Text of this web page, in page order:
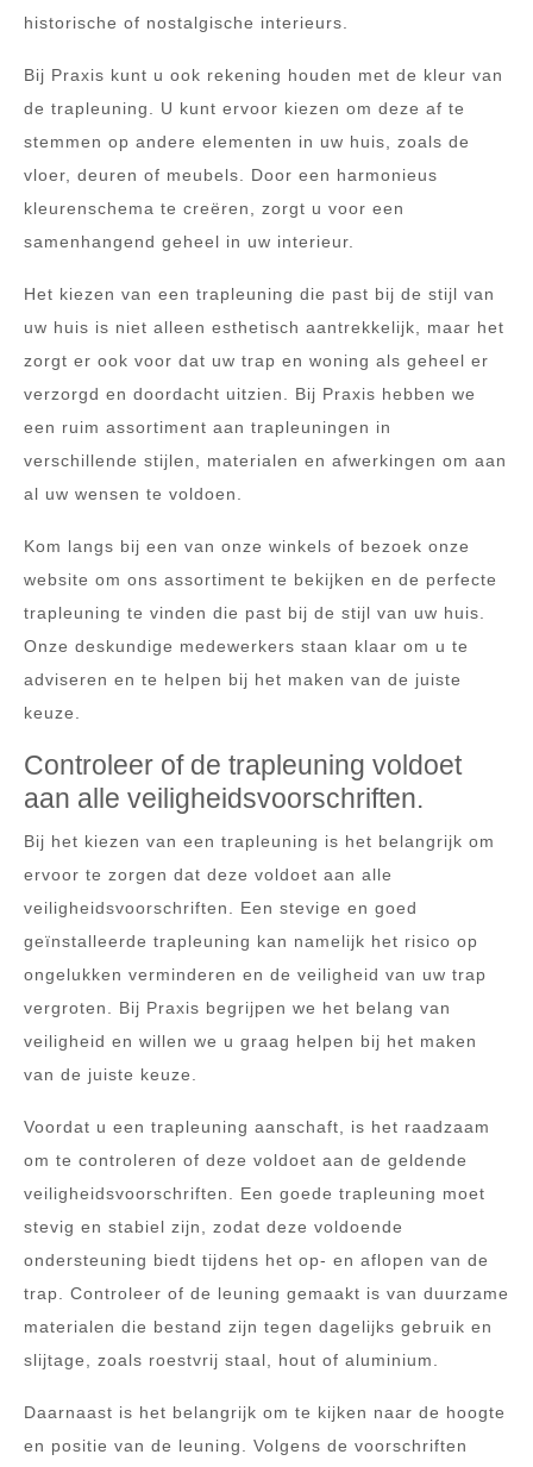
historische of nostalgische interieurs.
Bij Praxis kunt u ook rekening houden met de kleur van
de trapleuning. U kunt ervoor kiezen om deze af te
stemmen op andere elementen in uw huis, zoals de
vloer, deuren of meubels. Door een harmonieus
kleurenschema te creëren, zorgt u voor een
samenhangend geheel in uw interieur.
Het kiezen van een trapleuning die past bij de stijl van
uw huis is niet alleen esthetisch aantrekkelijk, maar het
zorgt er ook voor dat uw trap en woning als geheel er
verzorgd en doordacht uitzien. Bij Praxis hebben we
een ruim assortiment aan trapleuningen in
verschillende stijlen, materialen en afwerkingen om aan
al uw wensen te voldoen.
Kom langs bij een van onze winkels of bezoek onze
website om ons assortiment te bekijken en de perfecte
trapleuning te vinden die past bij de stijl van uw huis.
Onze deskundige medewerkers staan klaar om u te
adviseren en te helpen bij het maken van de juiste
keuze.
Controleer of de trapleuning voldoet
aan alle veiligheidsvoorschriften.
Bij het kiezen van een trapleuning is het belangrijk om
ervoor te zorgen dat deze voldoet aan alle
veiligheidsvoorschriften. Een stevige en goed
geïnstalleerde trapleuning kan namelijk het risico op
ongelukken verminderen en de veiligheid van uw trap
vergroten. Bij Praxis begrijpen we het belang van
veiligheid en willen we u graag helpen bij het maken
van de juiste keuze.
Voordat u een trapleuning aanschaft, is het raadzaam
om te controleren of deze voldoet aan de geldende
veiligheidsvoorschriften. Een goede trapleuning moet
stevig en stabiel zijn, zodat deze voldoende
ondersteuning biedt tijdens het op- en aflopen van de
trap. Controleer of de leuning gemaakt is van duurzame
materialen die bestand zijn tegen dagelijks gebruik en
slijtage, zoals roestvrij staal, hout of aluminium.
Daarnaast is het belangrijk om te kijken naar de hoogte
en positie van de leuning. Volgens de voorschriften